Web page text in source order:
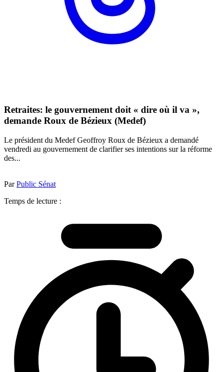
Retraites: le gouvernement doit « dire où il va »,
demande Roux de Bézieux (Medef)
Le président du Medef Geoffroy Roux de Bézieux a demandé
vendredi au gouvernement de clarifier ses intentions sur la réforme
des...
ParPublic Sénat
Temps de lecture :